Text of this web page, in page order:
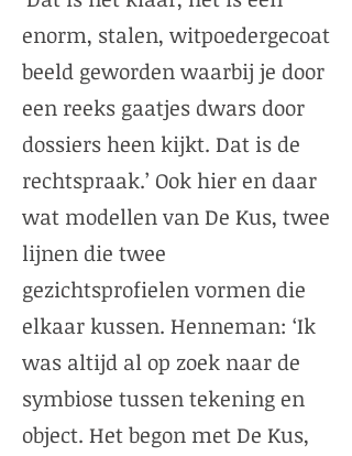
enorm, stalen, witpoedergecoat
beeld geworden waarbij je door
een reeks gaatjes dwars door
dossiers heen kijkt. Dat is de
rechtspraak.’ Ook hier en daar
wat modellen van De Kus, twee
lijnen die twee
gezichtsprofielen vormen die
elkaar kussen. Henneman: ‘Ik
was altijd al op zoek naar de
symbiose tussen tekening en
object. Het begon met De Kus,